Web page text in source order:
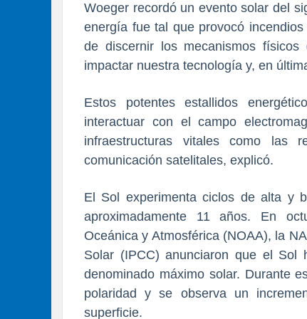
Woeger recordó un evento solar del
energía fue tal que provocó
de discernir los mecanismos
impactar nuestra tecnología y, en
Estos potentes estallidos
interactuar con el campo
infraestructuras vitales como las
comunicación satelitales, explicó.
El Sol experimenta ciclos de alta y
aproximadamente 11 años. En
Oceánica y Atmosférica (NOAA), la
Solar (IPCC) anunciaron que el Sol
denominado máximo solar. Durante
polaridad y se observa un
superficie.